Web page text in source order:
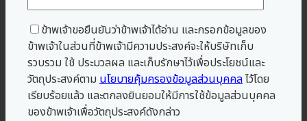
ข้าพเจ้าขอยืนยันว่าข้าพเจ้าได้อ่าน และกรอกข้อมูลของ
ข้าพเจ้าในส่วนที่ข้าพเจ้ามีความประสงค์จะให้บริษัทเก็บ
รวบรวม ใช้ ประมวลผล และเก็บรักษาไว้เพื่อประโยชน์และ
วัตถุประสงค์ตาม นโยบายคุ้มครองข้อมูลส่วนบุคคลไว้โดย
เรียบร้อยแล้ว และตกลงยินยอมให้มีการใช้ข้อมูลส่วนบุคคล
ของข้าพเจ้าเพื่อวัตถุประสงค์ดังกล่าว